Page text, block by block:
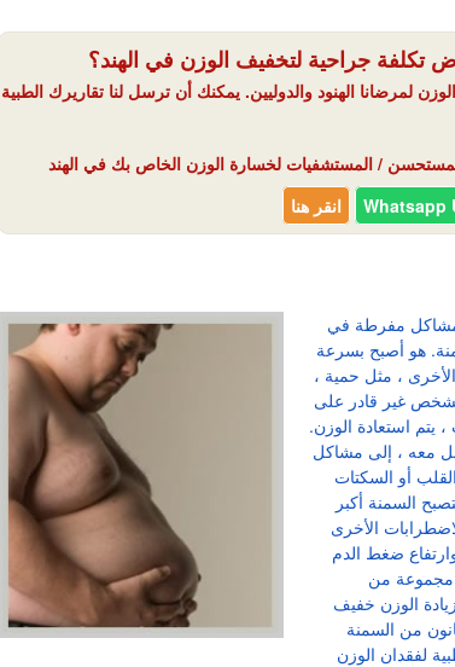
تكلفة جراحية لتخفيف الوزن في الهند؟
لمرضانا الهنود والدوليين. يمكنك أن ترسل لنا تقاريرك الطبية
انقر هنا
Whatsapp
مشاكل مفرطة في
هو أصبح بسرعة
، مثل حمية ،
غير قادر على
استعادة الوزن.
معه ، إلى مشاكل
أو السكتات
25 المقبلة ، ستصبح السمنة أكبر
الأخرى
ضغط الدم
مجموعة من
الوزن خفيف
من السمنة